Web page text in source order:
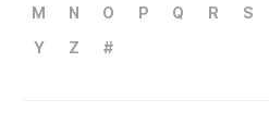
M
N O P Q R S
Y
Z #